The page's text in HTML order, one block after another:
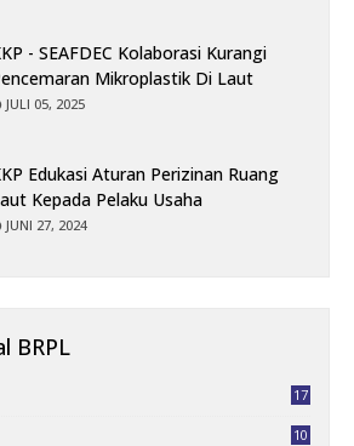
- SEAFDEC Kolaborasi Kurangi
Mikroplastik Di Laut
JULI 05, 2025
Edukasi Aturan Perizinan Ruang
Kepada Pelaku Usaha
JUNI 27, 2024
BRPL
17
10